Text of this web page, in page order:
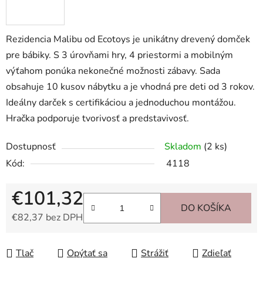
Rezidencia Malibu od Ecotoys je unikátny drevený domček
pre bábiky. S 3 úrovňami hry, 4 priestormi a mobilným
výťahom ponúka nekonečné možnosti zábavy. Sada
obsahuje 10 kusov nábytku a je vhodná pre deti od 3 rokov.
Ideálny darček s certifikáciou a jednoduchou montážou.
Hračka podporuje tvorivosť a predstavivosť.
Dostupnosť Skladom (2 ks)
Kód:
4118
€101,32
€82,37 bez DPH
DO KOŠÍKA
Tlač Opýtať sa Strážiť Zdieľať